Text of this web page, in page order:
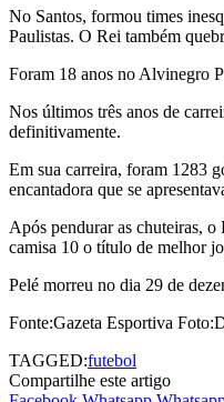
No Santos, formou times
Paulistas. O Rei também
Foram 18 anos no Alvinegro
Nos últimos três anos de
definitivamente.
Em sua carreira, foram 1283
encantadora que se
Após pendurar as chuteiras,
camisa 10 o título de melhor
Pelé morreu no dia 29 de
Fonte:Gazeta Esportiva
TAGGED:futebol
Compartilhe este artigo